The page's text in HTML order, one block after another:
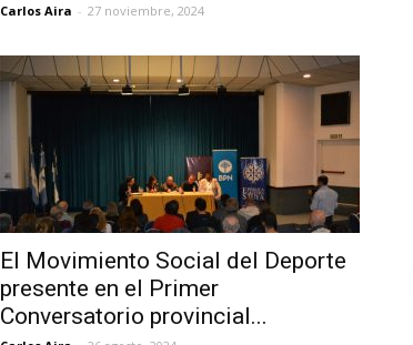
Carlos Aira - 27 noviembre, 2024
El Movimiento Social del Deporte
presente en el Primer
Conversatorio provincial...